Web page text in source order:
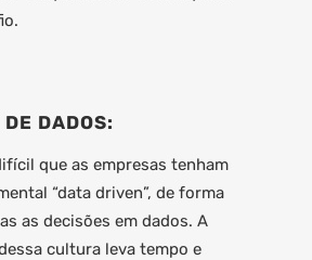
DADOS:
que as empresas tenham
“data driven”, de forma
as decisões em dados. A
cultura leva tempo e